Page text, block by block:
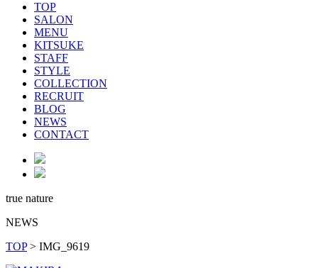
TOP
SALON
MENU
KITSUKE
STAFF
STYLE
COLLECTION
RECRUIT
BLOG
NEWS
CONTACT
true nature
NEWS
TOP> IMG_9619